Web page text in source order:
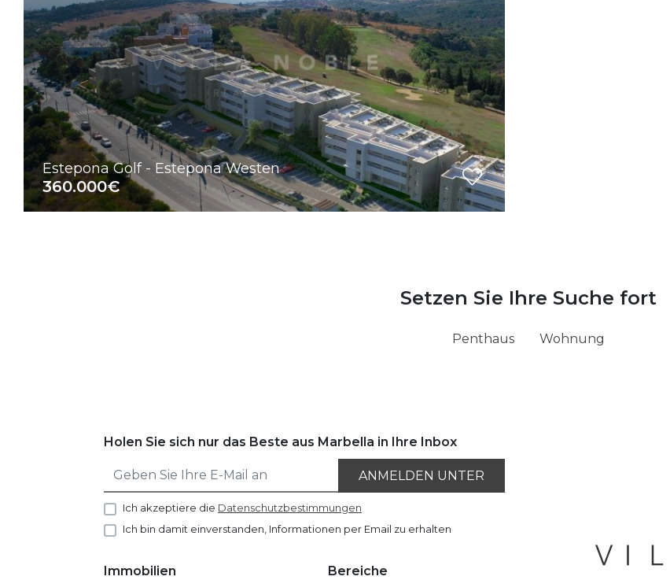
Estepona Golf - Estepona Westen
360.000€
Setzen Sie Ihre Suche fort
Penthaus Wohnung
Holen Sie sich nur das Beste aus Marbella in Ihre Inbox
ANMELDEN UNTER
Ich akzeptiere die Datenschutzbestimmungen
Ich bin damit einverstanden, Informationen per Email zu erhalten
Immobilien Bereiche